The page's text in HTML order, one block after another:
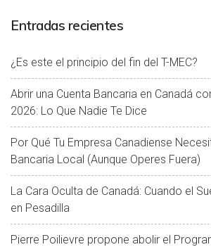
Entradas recientes
¿Es este el principio del fin del T-MEC?
Abrir una Cuenta Bancaria en Canadá
2026: Lo Que Nadie Te Dice
Por Qué Tu Empresa Canadiense
Bancaria Local (Aunque Operes Fuera)
La Cara Oculta de Canadá: Cuando el
en Pesadilla
Pierre Poilievre propone abolir el